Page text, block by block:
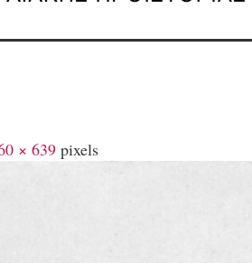
× 639pixels